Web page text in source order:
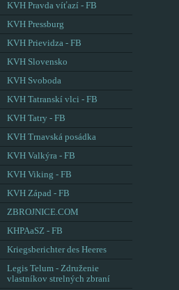
KVH Pravda víťazí - FB
KVH Pressburg
KVH Prievidza - FB
KVH Slovensko
KVH Svoboda
KVH Tatranskí vlci - FB
KVH Tatry - FB
KVH Trnavská posádka
KVH Valkýra - FB
KVH Viking - FB
KVH Západ - FB
ZBROJNICE.COM
KHPAaSZ - FB
Kriegsberichter des Heeres
Legis Telum - Združenie
vlastníkov strelných zbraní